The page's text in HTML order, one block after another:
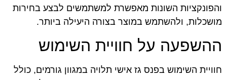
והפונקציות השונות מאפשרת למשתמשים לבצע בחירות
מושכלות, ולהשתמש במוצר בצורה היעילה ביותר.
ההשפעה על חוויית השימוש
חוויית השימוש בפנס גז אישי תלויה במגוון גורמים, כולל